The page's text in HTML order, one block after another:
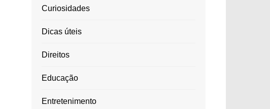
Curiosidades
Dicas úteis
Direitos
Educação
Entretenimento